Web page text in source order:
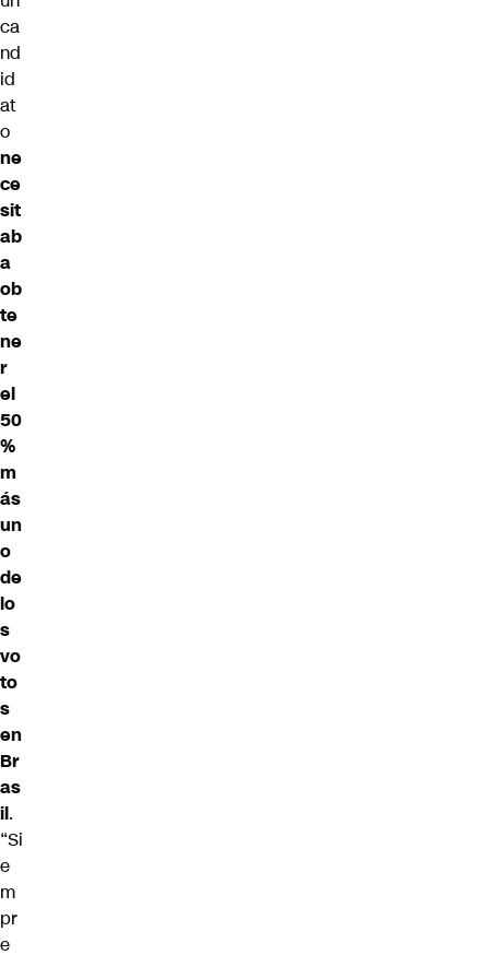
ca
nd
id
at
o
ne
ce
sit
ab
a
ob
te
ne
r
el
50
%
m
ás
un
o
de
lo
s
vo
to
s
en
Br
as
il.
“Si
e
m
pr
e